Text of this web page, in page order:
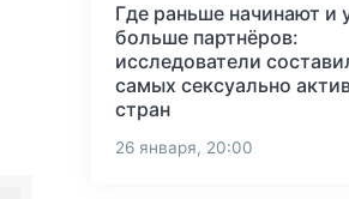
Где раньше начинают и
больше партнёров:
исследователи
самых сексуально
стран
26 января, 20:00